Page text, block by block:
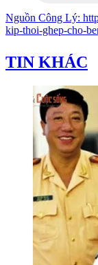
Nguồn Công Lý:
kip-thoi-ghep-cho-
TIN KHÁC